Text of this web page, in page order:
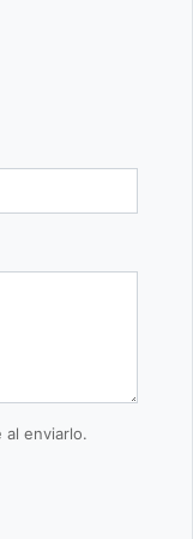
al enviarlo.